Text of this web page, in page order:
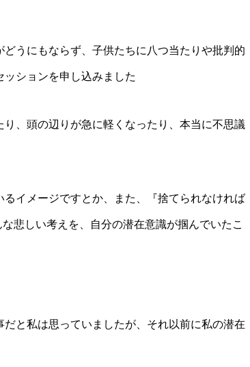
うにもならず、子供たちに八つ当たりや批判的
ションを申し込みました
、頭の辺りが急に軽くなったり、本当に不思議
イメージですとか、また、『捨てられなければ
悲しい考えを、自分の潜在意識が掴んでいたこ
と私は思っていましたが、それ以前に私の潜在